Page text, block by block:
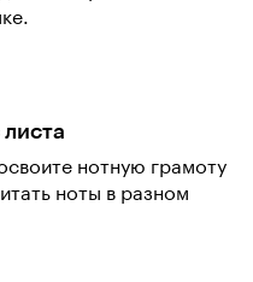
нотную грамоту
ноты в разном